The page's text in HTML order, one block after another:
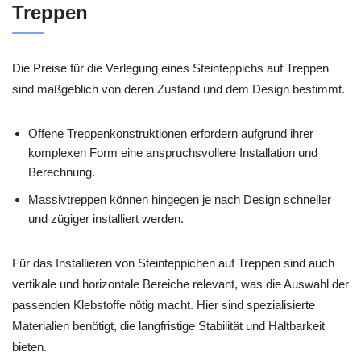
Treppen
Die Preise für die Verlegung eines Steinteppichs auf Treppen
sind maßgeblich von deren Zustand und dem Design bestimmt.
Offene Treppenkonstruktionen erfordern aufgrund ihrer
komplexen Form eine anspruchsvollere Installation und
Berechnung.
Massivtreppen können hingegen je nach Design schneller
und zügiger installiert werden.
Für das Installieren von Steinteppichen auf Treppen sind auch
vertikale und horizontale Bereiche relevant, was die Auswahl der
passenden Klebstoffe nötig macht. Hier sind spezialisierte
Materialien benötigt, die langfristige Stabilität und Haltbarkeit
bieten.